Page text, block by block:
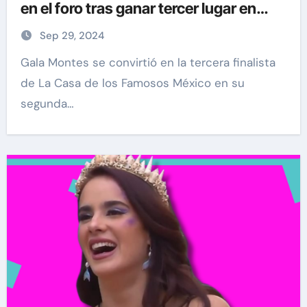
en el foro tras ganar tercer lugar en
LCDLFMX
Sep 29, 2024
Gala Montes se convirtió en la tercera finalista
de La Casa de los Famosos México en su
segunda…